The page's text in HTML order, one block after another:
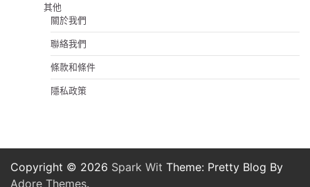
其他
關於我們
聯絡我們
條款和條件
隱私政策
Copyright © 2026 Spark Wit Theme: Pretty Blog By
Adore Themes.